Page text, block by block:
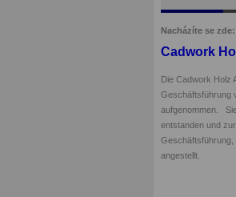
Nacházíte se zde:
Cadwork
Die Cadwork Holz
Geschäftsführung
aufgenommen.
entstanden und
Geschäftsführung,
angestellt.